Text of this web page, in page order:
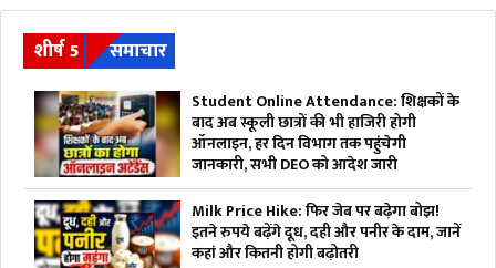
शीर्ष 5 समाचार
Student Online Attendance: शिक्षकों के
बाद अब स्कूली छात्रों की भी हाजिरी होगी
ऑनलाइन, हर दिन विभाग तक पहुंचेगी
जानकारी, सभी DEO को आदेश जारी
Milk Price Hike: फिर जेब पर बढ़ेगा बोझ!
इतने रुपये बढ़ेंगे दूध, दही और पनीर के दाम, जानें
कहां और कितनी होगी बढ़ोतरी